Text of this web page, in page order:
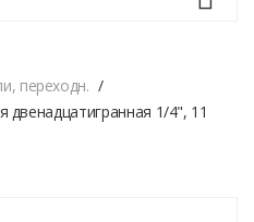
переходн.
двенадцатигранная 1/4", 11